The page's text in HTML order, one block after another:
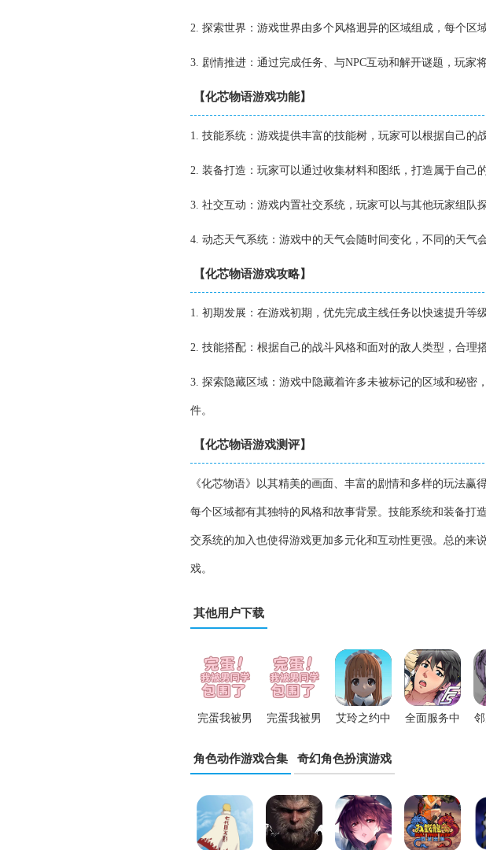
2. 探索世界：游戏世界由多个风格迥异的区域组成，每个区
3. 剧情推进：通过完成任务、与NPC互动和解开谜题，玩家
【化芯物语游戏功能】
1. 技能系统：游戏提供丰富的技能树，玩家可以根据自己的
2. 装备打造：玩家可以通过收集材料和图纸，打造属于自己
3. 社交互动：游戏内置社交系统，玩家可以与其他玩家组队
4. 动态天气系统：游戏中的天气会随时间变化，不同的天气
【化芯物语游戏攻略】
1. 初期发展：在游戏初期，优先完成主线任务以快速提升等
2. 技能搭配：根据自己的战斗风格和面对的敌人类型，合理
3. 探索隐藏区域：游戏中隐藏着许多未被标记的区域和秘密
件。
【化芯物语游戏测评】
《化芯物语》以其精美的画面、丰富的剧情和多样的玩法赢
每个区域都有其独特的风格和故事背景。技能系统和装备打
交系统的加入也使得游戏更加多元化和互动性更强。总的来
戏。
其他用户下载
完蛋我被男
同学包围了
完蛋我被男
同学包围了
艾玲之约中
文版
全面服务中
角色动作游戏合集 奇幻角色扮演游戏